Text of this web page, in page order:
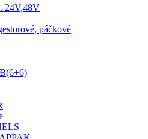
24V,48V
páčkové